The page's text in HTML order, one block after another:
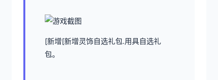
[新增[新增灵饰自选礼包.用具自选礼
包。